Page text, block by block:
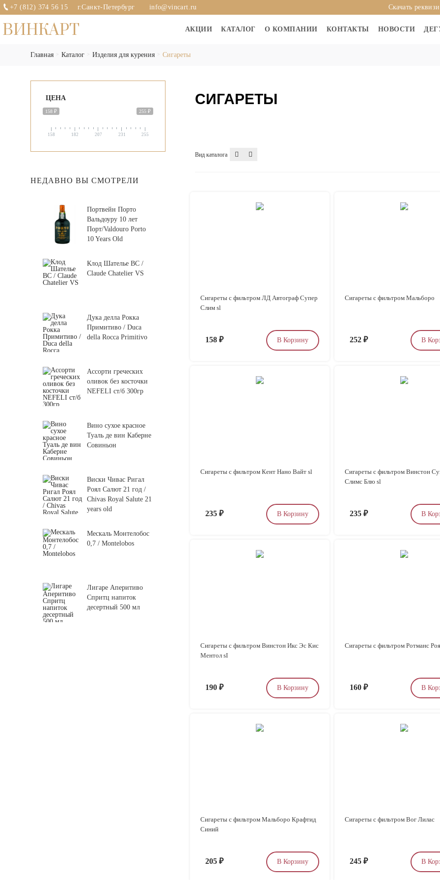
+7 (812) 374 56 15 г.Санкт-Петербург info@vincart.ru Скачать
ВИНКАРТ АКЦИИ КАТАЛОГ О КОМПАНИИ КОНТАКТЫ НОВОСТИ
Главная Каталог Изделия для курения Сигареты
ЦЕНА
158 ₽ 255 ₽
158 182 207 231 255
НЕДАВНО ВЫ СМОТРЕЛИ
Портвейн Порто
Вальдоуру 10 лет
Порт/Valdouro Porto
10 Years Old
Клод Шателье ВС /
Claude Chatelier VS
Дука делла Рокка
Примитиво / Duca
della Rocca Primitivo
Ассорти греческих
оливок без косточки
NEFELI ст/б 300гр
Вино сухое красное
Туаль де вин Каберне
Совиньон
Виски Чивас Ригал
Роял Салют 21 год /
Chivas Royal Salute 21
years old
Мескаль Монтелобос
0,7 / Montelobos
Лигаре Аперитиво
Спритц напиток
десертный 500 мл
СИГАРЕТЫ
Вид каталога
Сигареты с фильтром ЛД Автограф Супер
Слим sl
158 ₽ В Корзину
Сигареты с фильтром Мальборо
252 ₽ В
Сигареты с фильтром Кент Нано Вайт sl
235 ₽ В Корзину
Сигареты с фильтром Винстон
Слимс Блю sl
235 ₽ В
Сигареты с фильтром Винстон Икс Эс Кис
Ментол sI
190 ₽ В Корзину
Сигареты с фильтром Ротманс
160 ₽ В
Сигареты с фильтром Мальборо Крафтид
Синий
205 ₽ В Корзину
Сигареты с фильтром Вог Лилас
245 ₽ В